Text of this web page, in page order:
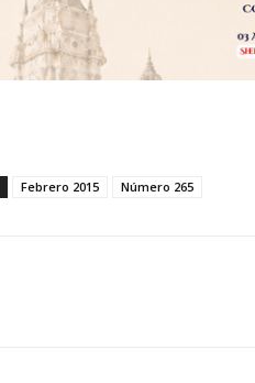
Febrero 2015 Número 265